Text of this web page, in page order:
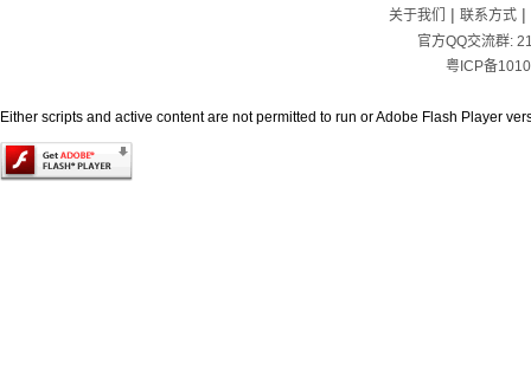
关于我们 | 联系方式|
官方QQ交流群:
粤ICP备
Either scripts and active content are not permitted to run or Adobe Flash Player